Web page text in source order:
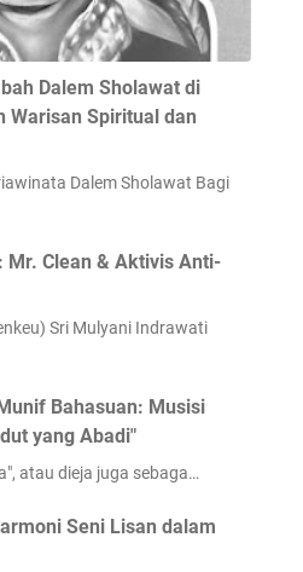
Dalem Sholawat di
Warisan Spiritual dan
Dalem Sholawat Bagi
Mr. Clean & Aktivis Anti-
Sri Mulyani Indrawati
Bahasuan: Musisi
yang Abadi"
atau dieja juga sebaga…
Seni Lisan dalam